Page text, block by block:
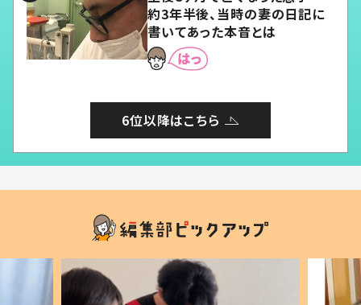
約3年半後、当時の妻の日記に
書いてあった本音とは
6位以降はこちら